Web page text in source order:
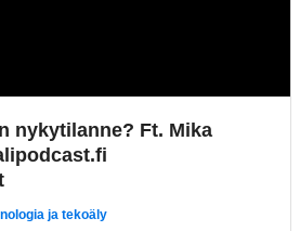
nykytilanne? Ft. Mika
ja tekoäly